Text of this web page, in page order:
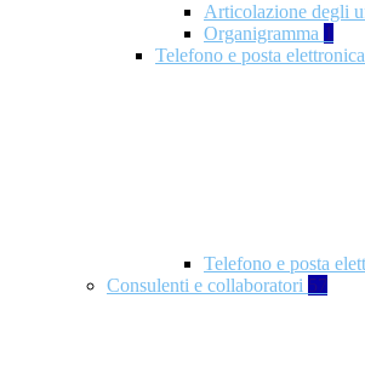
Articolazione degli
Organigramma 1
Telefono e posta elettronica
Telefono e posta
Consulenti e collaboratori 57